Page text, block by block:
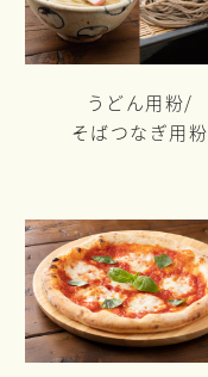
うどん用粉/
そばつなぎ用粉